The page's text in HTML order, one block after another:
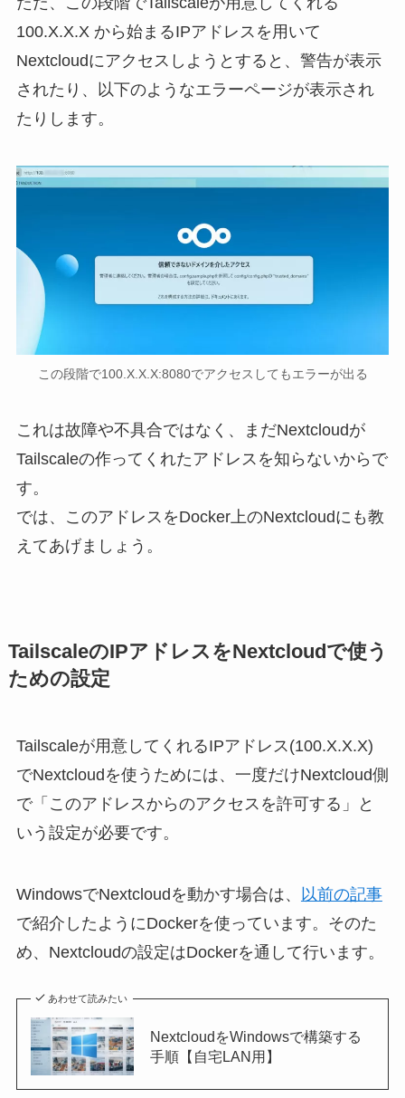
100.X.X.X から始まるIPアドレスを用いて
Nextcloudにアクセスしようとすると、警告が表示
されたり、以下のようなエラーページが表示され
たりします。
この段階で100.X.X.X:8080でアクセスしてもエラーが出る
これは故障や不具合ではなく、まだNextcloudが
Tailscaleの作ってくれたアドレスを知らないからで
す。
では、このアドレスをDocker上のNextcloudにも教
えてあげましょう。
TailscaleのIPアドレスをNextcloudで使う
ための設定
Tailscaleが用意してくれるIPアドレス(100.X.X.X)
でNextcloudを使うためには、⼀度だけNextcloud側
で「このアドレスからのアクセスを許可する」と
いう設定が必要です。
WindowsでNextcloudを動かす場合は、
以前の記事
で紹介したようにDockerを使っています。そのた
め、Nextcloudの設定はDockerを通して行います。
あわせて読みたい
NextcloudをWindowsで構築する
手順【自宅LAN用】